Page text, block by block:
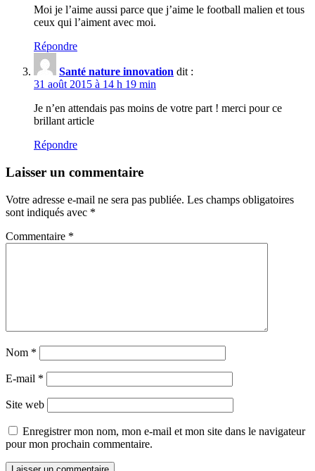
Moi je l’aime aussi parce que j’aime le football malien et tous
ceux qui l’aiment avec moi.
Répondre
Santé nature innovation dit :
31 août 2015 à 14 h 19 min
Je n’en attendais pas moins de votre part ! merci pour ce
brillant article
Répondre
Laisser un commentaire
Votre adresse e-mail ne sera pas publiée. Les champs obligatoires
sont indiqués avec *
Commentaire *
Nom *
E-mail *
Site web
Enregistrer mon nom, mon e-mail et mon site dans le navigateur
pour mon prochain commentaire.